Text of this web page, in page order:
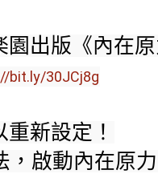
園出版《內在
bit.ly/30JCj8g
新設定！